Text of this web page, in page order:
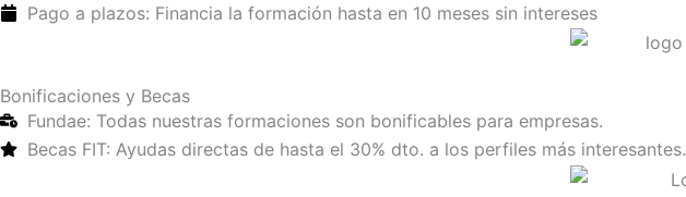
Pago a plazos: Financia la formación hasta en 10 meses sin intereses
Bonificaciones y Becas
Fundae: Todas nuestras formaciones son bonificables para empresas.
Becas FIT: Ayudas directas de hasta el 30% dto. a los perfiles más interesantes.